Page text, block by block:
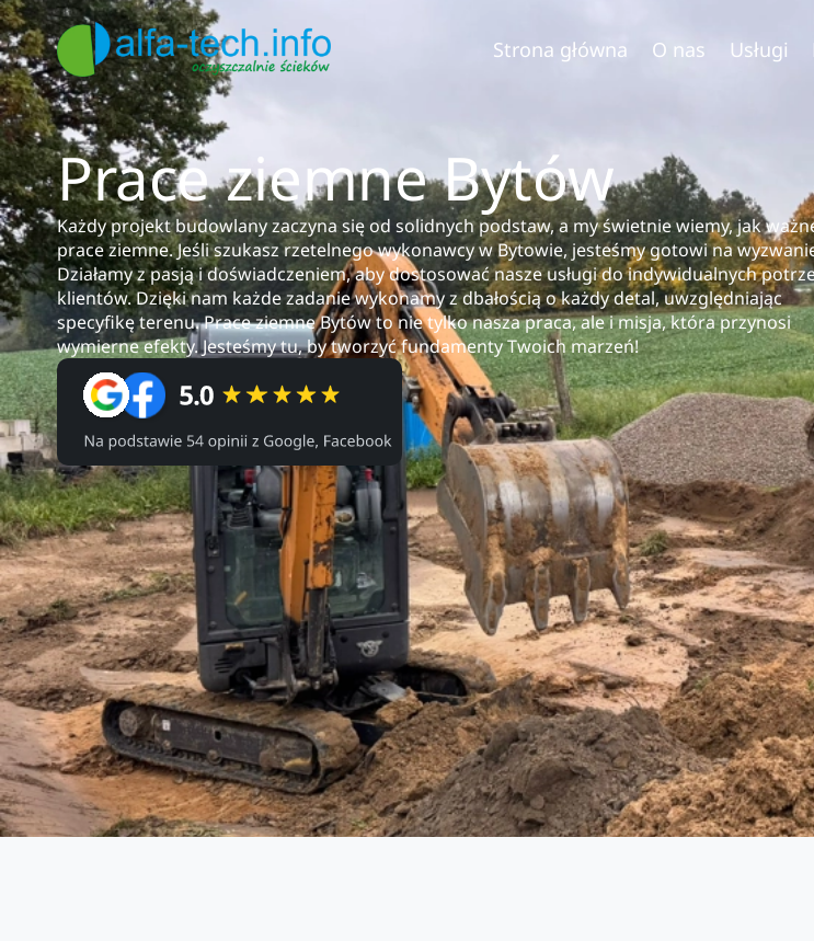
Strona główna O nas Usługi
Prace ziemne Bytów
Każdy projekt budowlany zaczyna się od solidnych podstaw, a my świetnie wiemy, jak
prace ziemne. Jeśli szukasz rzetelnego wykonawcy w Bytowie, jesteśmy gotowi na
Działamy z pasją i doświadczeniem, aby dostosować nasze usługi do indywidualnych
klientów. Dzięki nam każde zadanie wykonamy z dbałością o każdy detal, uwzględniając
specyfikę terenu. Prace ziemne Bytów to nie tylko nasza praca, ale i misja, która przynosi
wymierne efekty. Jesteśmy tu, by tworzyć fundamenty Twoich marzeń!